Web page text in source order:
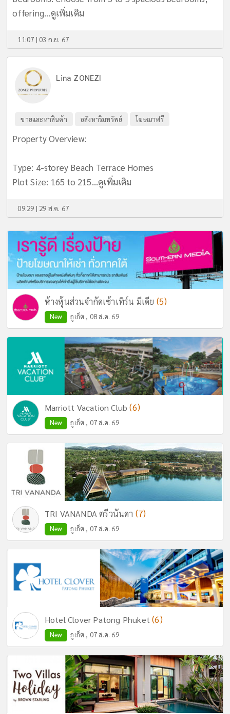
offering...ดูเพิ่มเติม
11:07 | 03 ก.ย. 67
Lina ZONEZI
ขายและหาสินค้า อสังหาริมทรัพย์ โฆษณาฟรี
Property Overview:
Type: 4-storey Beach Terrace Homes
Plot Size: 165 to 215...ดูเพิ่มเติม
09:29 | 29 ส.ค. 67
ห้างหุ้นส่วนจำกัดเซ้าเทิร์น มีเดีย (5)
New ภูเก็ต , 08 ส.ค. 69
Marriott Vacation Club(6)
New ภูเก็ต , 07 ส.ค. 69
TRI VANANDA ตรีวนันดา (7)
New ภูเก็ต , 07 ส.ค. 69
Hotel Clover Patong Phuket(6)
New ภูเก็ต , 07 ส.ค. 69